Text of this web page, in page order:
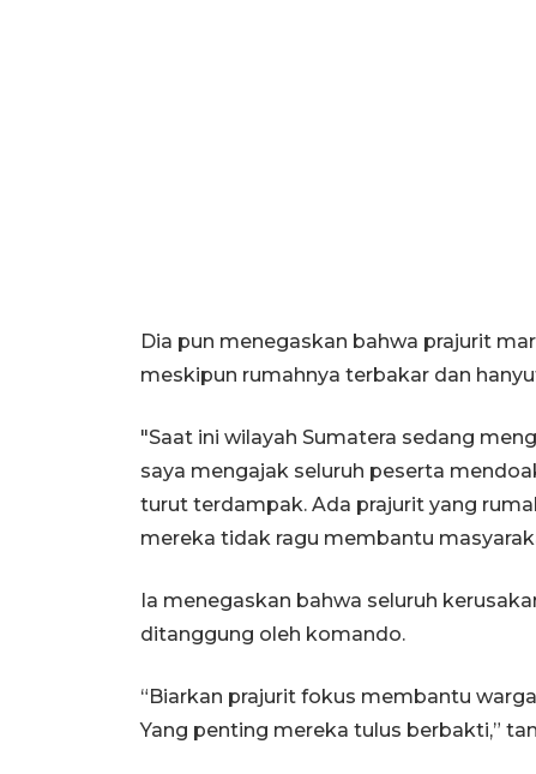
Dia pun menegaskan bahwa prajurit
meskipun rumahnya terbakar dan
"Saat ini wilayah Sumatera sedang
saya mengajak seluruh peserta
turut terdampak. Ada prajurit yang
mereka tidak ragu membantu
Ia menegaskan bahwa seluruh
ditanggung oleh komando.
“Biarkan prajurit fokus membantu
Yang penting mereka tulus berbakti,”